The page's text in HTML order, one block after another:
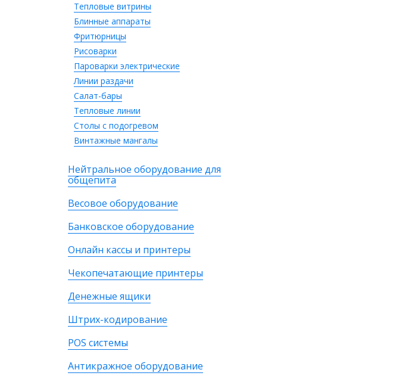
Тепловые витрины
Блинные аппараты
Фритюрницы
Рисоварки
Пароварки электрические
Линии раздачи
Салат-бары
Тепловые линии
Столы с подогревом
Винтажные мангалы
Нейтральное оборудование для
общепита
Весовое оборудование
Банковское оборудование
Онлайн кассы и принтеры
Чекопечатающие принтеры
Денежные ящики
Штрих-кодирование
POS системы
Антикражное оборудование